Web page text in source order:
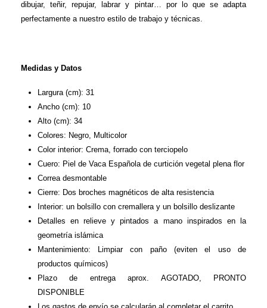
dibujar, teñir, repujar, labrar y pintar… por lo que se adapta
perfectamente a nuestro estilo de trabajo y técnicas.
Medidas y Datos
Largura (cm): 31
Ancho (cm): 10
Alto (cm): 34
Colores: Negro, Multicolor
Color interior: Crema, forrado con terciopelo
Cuero: Piel de Vaca Española de curtición vegetal plena flor
Correa desmontable
Cierre: Dos broches magnéticos de alta resistencia
Interior: un bolsillo con cremallera y un bolsillo deslizante
Detalles en relieve y pintados a mano inspirados en la
geometría islámica
Mantenimiento: Limpiar con paño (eviten el uso de
productos químicos)
Plazo de entrega aprox. AGOTADO, PRONTO
DISPONIBLE